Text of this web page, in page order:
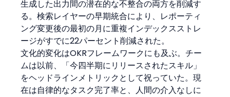
生成した出力間の潜在的な不整合の両方を削減す
る。検索レイヤーの早期統合により、レポーティ
ング変更後の最初の月に重複インデックスストレ
ージがすでに22パーセント削減された。
文化的変化はOKRフレームワークにも及ぶ。チー
ムは以前、「今四半期にリリースされたスキル」
をヘッドラインメトリックとして祝っていた。現
在は自律的なタスク完了率と、人間の介入なしに